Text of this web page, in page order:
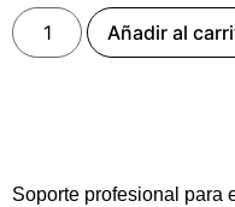
Añadir al
Soporte profesional para